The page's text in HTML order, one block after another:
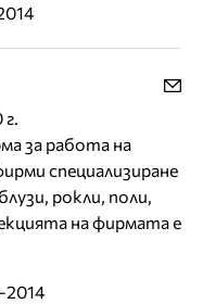
за работа на
специализиране
рокли, поли,
на фирмата е
2014